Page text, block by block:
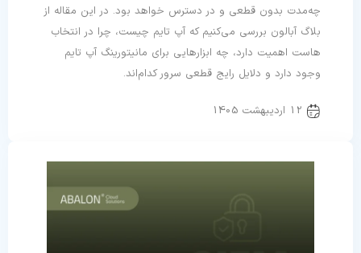
چه‌مدت بدون قطعی و در دسترس خواهد بود. در این مقاله از
بلاگ آبالون بررسی می‌کنیم که آپ تایم چیست، چرا در انتخاب
هاست اهمیت دارد، چه ابزارهایی برای مانیتورینگ آپ تایم
وجود دارد و دلایل رایج قطعی سرور کدام‌اند.
12 اردیبهشت 1405